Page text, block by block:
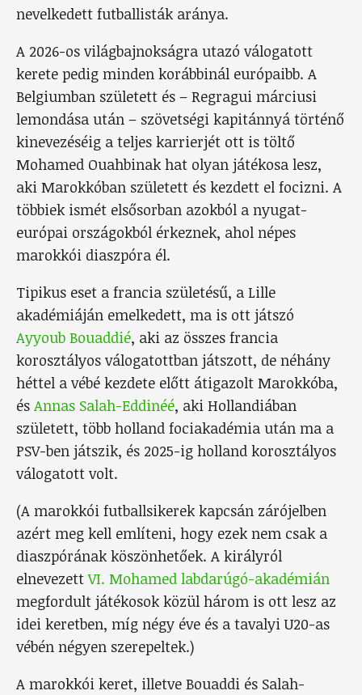
nevelkedett futballisták aránya.
A 2026-os világbajnokságra utazó válogatott
kerete pedig minden korábbinál európaibb. A
Belgiumban született és – Regragui márciusi
lemondása után – szövetségi kapitánnyá történő
kinevezéséig a teljes karrierjét ott is töltő
Mohamed Ouahbinak hat olyan játékosa lesz,
aki Marokkóban született és kezdett el focizni. A
többiek ismét elsősorban azokból a nyugat-
európai országokból érkeznek, ahol népes
marokkói diaszpóra él.
Tipikus eset a francia születésű, a Lille
akadémiáján emelkedett, ma is ott játszó
Ayyoub Bouaddié, aki az összes francia
korosztályos válogatottban játszott, de néhány
héttel a vébé kezdete előtt átigazolt Marokkóba,
és Annas Salah-Eddinéé, aki Hollandiában
született, több holland fociakadémia után ma a
PSV-ben játszik, és 2025-ig holland korosztályos
válogatott volt.
(A marokkói futballsikerek kapcsán zárójelben
azért meg kell említeni, hogy ezek nem csak a
diaszpórának köszönhetőek. A királyról
elnevezettVI. Mohamed labdarúgó-akadémián
megfordult játékosok közül három is ott lesz az
idei keretben, míg négy éve és a tavalyi U20-as
vébén négyen szerepeltek.)
A marokkói keret, illetve Bouaddi és Salah-